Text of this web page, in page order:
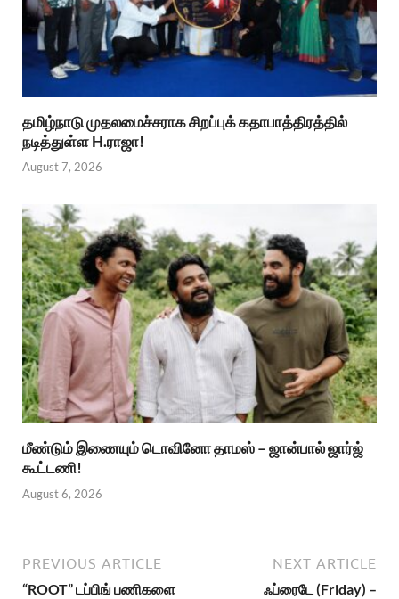
தமிழ்நாடு முதலமைச்சராக சிறப்புக் கதாபாத்திரத்தில்
நடித்துள்ள H.ராஜா!
August 7, 2026
மீண்டும் இணையும் டொவினோ தாமஸ் – ஜான்பால் ஜார்ஜ்
கூட்டணி!
August 6, 2026
PREVIOUS ARTICLE
“ROOT” டப்பிங் பணிகளை
NEXT ARTICLE
ஃப்ரைடே (Friday) –